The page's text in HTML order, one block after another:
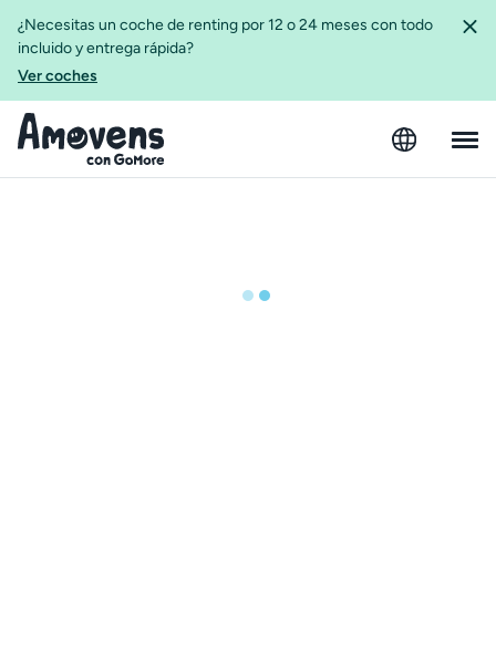
¿Necesitas un coche de renting por 12 o 24 meses con todo
incluido y entrega rápida?
Ver coches